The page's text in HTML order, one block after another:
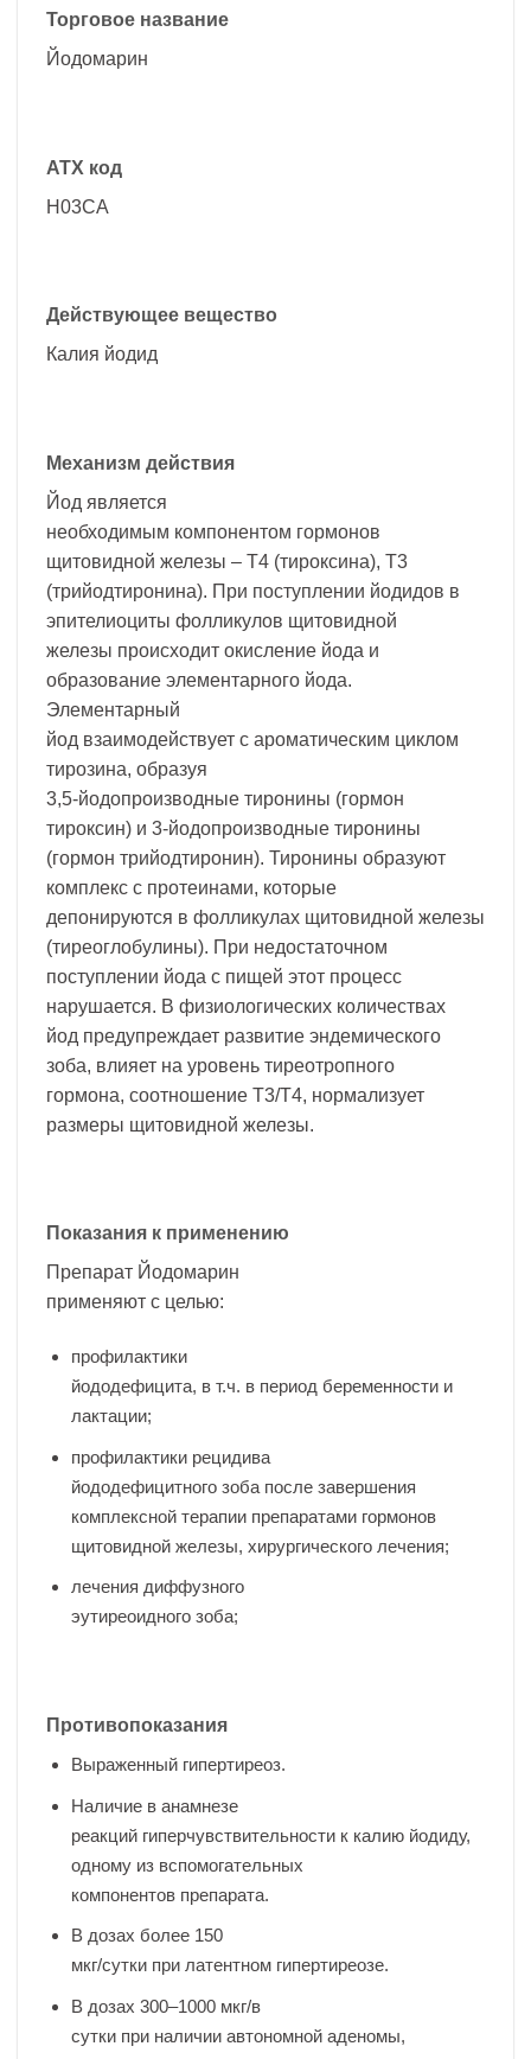
Торговое название
Йодомарин
АТХ код
H03CA
Действующее вещество
Калия йодид
Механизм действия
Йод является
необходимым компонентом гормонов
щитовидной железы – Т4 (тироксина), Т3
(трийодтиронина). При поступлении йодидов в
эпителиоциты фолликулов щитовидной
железы происходит окисление йода и
образование элементарного йода.
Элементарный
йод взаимодействует с ароматическим циклом
тирозина, образуя
3,5-йодопроизводные тиронины (гормон
тироксин) и 3-йодопроизводные тиронины
(гормон трийодтиронин). Тиронины образуют
комплекс с протеинами, которые
депонируются в фолликулах щитовидной железы
(тиреоглобулины). При недостаточном
поступлении йода с пищей этот процесс
нарушается. В физиологических количествах
йод предупреждает развитие эндемического
зоба, влияет на уровень тиреотропного
гормона, соотношение Т3/Т4, нормализует
размеры щитовидной железы.
Показания к применению
Препарат Йодомарин
применяют с целью:
профилактики
йододефицита, в т.ч. в период беременности и
лактации;
профилактики рецидива
йододефицитного зоба после завершения
комплексной терапии препаратами гормонов
щитовидной железы, хирургического лечения;
лечения диффузного
эутиреоидного зоба;
Противопоказания
Выраженный гипертиреоз.
Наличие в анамнезе
реакций гиперчувствительности к калию йодиду,
одному из вспомогательных
компонентов препарата.
В дозах более 150
мкг/сутки при латентном гипертиреозе.
В дозах 300–1000 мкг/в
сутки при наличии автономной аденомы,